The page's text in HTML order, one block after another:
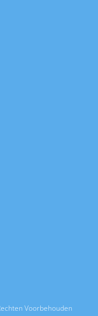
Voorbehouden